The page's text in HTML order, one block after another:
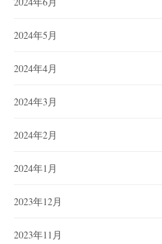
2024年5月
2024年4月
2024年3月
2024年2月
2024年1月
2023年12月
2023年11月